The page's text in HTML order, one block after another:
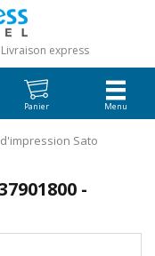
Livraison express
Panier Menu
Sato
-